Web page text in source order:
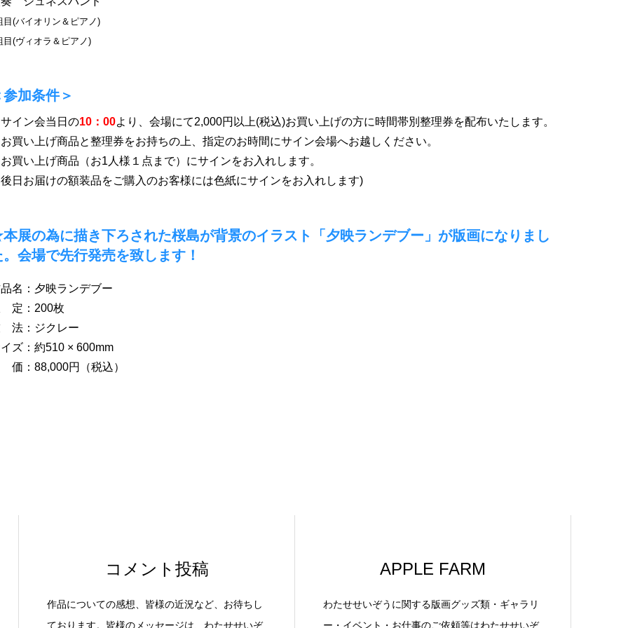
目(バイオリン＆ピアノ)
目(ヴィオラ＆ピアノ)
参加条件＞
イン会当日の10：00より、会場にて2,000円以上(税込)お買い上げの方に時間帯別整理券を配布いたします。
買い上げ商品と整理券をお持ちの上、指定のお時間にサイン会場へお越しください。
買い上げ商品（お1人様１点まで）にサインをお入れします。
日お届けの額装品をご購入のお客様には色紙にサインをお入れします)
展の為に描き下ろされた桜島が背景のイラスト「夕映ランデブー」が版画になりまし
。会場で先行発売を致します！
名：夕映ランデブー
定：200枚
法：ジクレー
ズ：約510 × 600mm
価：88,000円（税込）
コメント投稿
作品についての感想、皆様の近況など、お待ちし
ております。皆様のメッセージは、わたせせいぞ
APPLE FARM
わたせせいぞうに関する版画グッズ類・ギャラリ
ー・イベント・お仕事のご依頼等はわたせせいぞ